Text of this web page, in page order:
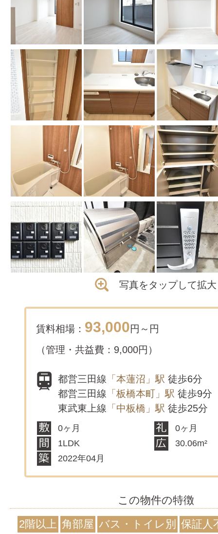
写真をタップして拡大
賃料相場： 93,000円～ 円
（管理・共益費：9,000円）
都営三田線 「本蓮沼」駅 徒歩6分
都営三田線 「板橋本町」駅 徒歩9分
東武東上線 「中板橋」駅 徒歩25分
0ヶ月
0ヶ月
1LDK
30.06m²
2022年04月
この物件の特徴
2階以上 角部屋 バス・トイレ別 保証人